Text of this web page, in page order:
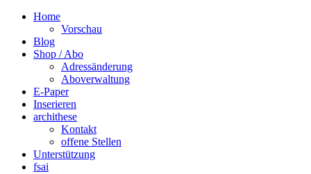
Home
Vorschau
Blog
Shop / Abo
Adressänderung
Aboverwaltung
E-Paper
Inserieren
archithese
Kontakt
offene Stellen
Unterstützung
fsai